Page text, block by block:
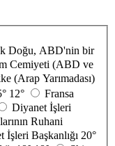
Doğu, ABD'nin bir
Cemiyeti (ABD ve
(Arap Yarımadası)
12°
Fransa
Diyanet İşleri
Ruhani
İşleri Başkanlığı 20°